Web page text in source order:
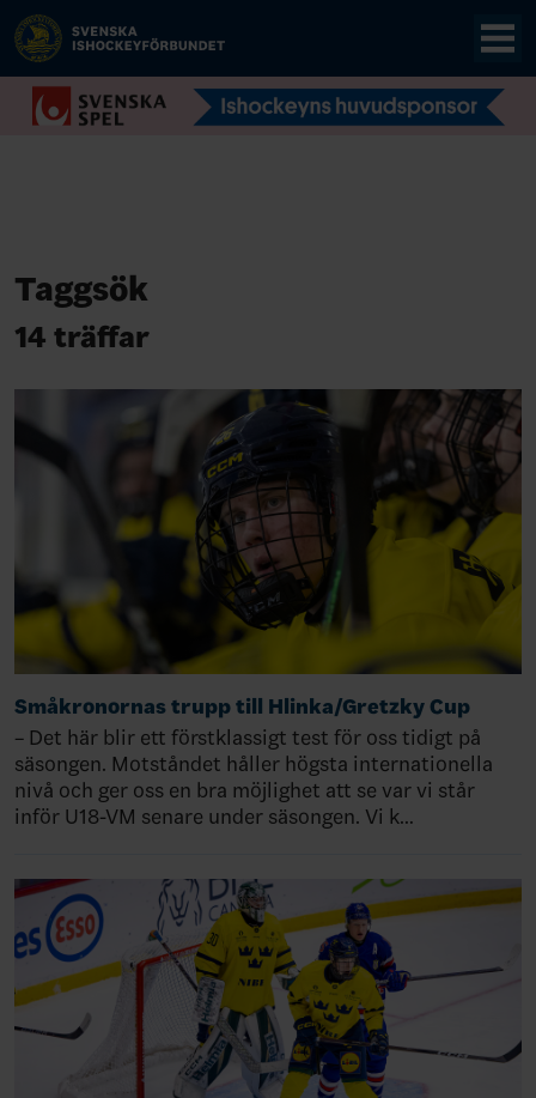
Taggsök
14 träffar
Småkronornas trupp till Hlinka/Gretzky Cup
– Det här blir ett förstklassigt test för oss tidigt på
säsongen. Motståndet håller högsta internationella
nivå och ger oss en bra möjlighet att se var vi står
inför U18-VM senare under säsongen. Vi k…